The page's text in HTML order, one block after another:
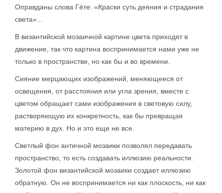
Оправданы слова Гёте: «Краски суть деяния и страдания
света»...
В византийской мозаичной картине цвета приходят в
движение, так что картина воспринимается нами уже не
только в пространстве, но как бы и во времени.
Сияние мерцающих изображений, меняющееся от
освещения, от расстояния или угла зрения, вместе с
цветом обращает сами изображения в световую силу,
растворяющую их конкретность, как бы превращая
материю в дух. Но и это еще не все.
Светлый фон античной мозаики позволял передавать
пространство, то есть создавать иллюзию реальности.
Золотой фон византийской мозаики создает иллюзию
обратную. Он не воспринимается ни как плоскость, ни как